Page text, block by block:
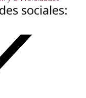
sociales: